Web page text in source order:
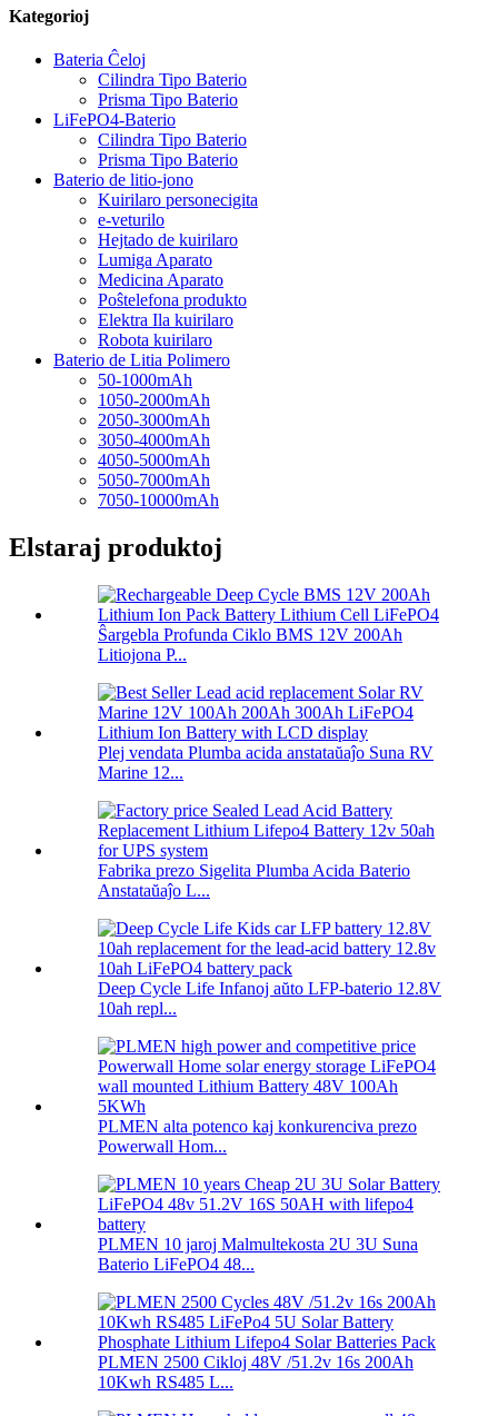
Kategorioj
Bateria Ĉeloj
Cilindra Tipo Baterio
Prisma Tipo Baterio
LiFePO4-Baterio
Cilindra Tipo Baterio
Prisma Tipo Baterio
Baterio de litio-jono
Kuirilaro personecigita
e-veturilo
Hejtado de kuirilaro
Lumiga Aparato
Medicina Aparato
Poŝtelefona produkto
Elektra Ila kuirilaro
Robota kuirilaro
Baterio de Litia Polimero
50-1000mAh
1050-2000mAh
2050-3000mAh
3050-4000mAh
4050-5000mAh
5050-7000mAh
7050-10000mAh
Elstaraj produktoj
Ŝargebla Profunda Ciklo BMS 12V 200Ah
Litiojona P...
Plej vendata Plumba acida anstataŭaĵo Suna RV
Marine 12...
Fabrika prezo Sigelita Plumba Acida Baterio
Anstataŭaĵo L...
Deep Cycle Life Infanoj aŭto LFP-baterio 12.8V
10ah repl...
PLMEN alta potenco kaj konkurenciva prezo
Powerwall Hom...
PLMEN 10 jaroj Malmultekosta 2U 3U Suna
Baterio LiFePO4 48...
PLMEN 2500 Cikloj 48V /51.2v 16s 200Ah
10Kwh RS485 L...